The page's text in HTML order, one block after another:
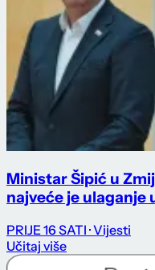
Ministar Šipić u
najveće je ulaganje
PRIJE 16 SATI · Vijesti
Učitaj više